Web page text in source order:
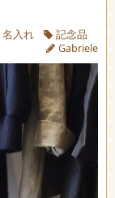
名入れ
記念品
Gabriele